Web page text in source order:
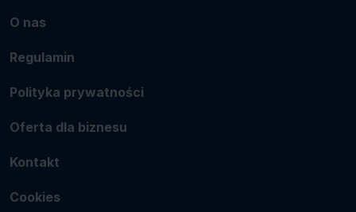
O nas
Regulamin
Polityka prywatności
Oferta dla biznesu
Kontakt
Cookies